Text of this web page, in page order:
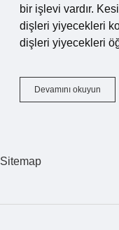
bir işlevi vardır.
dişleri yiyecekleri
dişleri yiyecekleri
Devamını okuyun
Diş
Sitemap